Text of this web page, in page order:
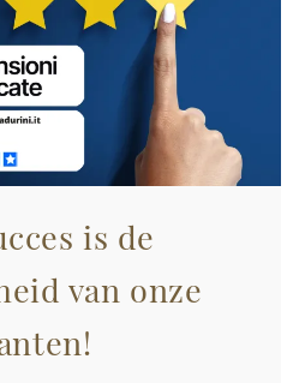
contenuti ed
dei social media e per
Condividiamo inoltre
utilizza il nostro sito con i
di analisi dei dati web,
quali potrebbero combinarle
ha fornito loro o che hanno
is de
van onze